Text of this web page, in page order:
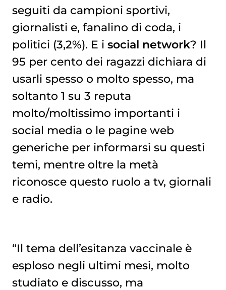
seguiti da campioni sportivi,
giornalisti e, fanalino di coda, i
politici (3,2%). E i social network? Il
95 per cento dei ragazzi dichiara di
usarli spesso o molto spesso, ma
soltanto 1 su 3 reputa
molto/moltissimo importanti i
social media o le pagine web
generiche per informarsi su questi
temi, mentre oltre la metà
riconosce questo ruolo a tv, giornali
e radio.
“Il tema dell’esitanza vaccinale è
esploso negli ultimi mesi, molto
studiato e discusso, ma